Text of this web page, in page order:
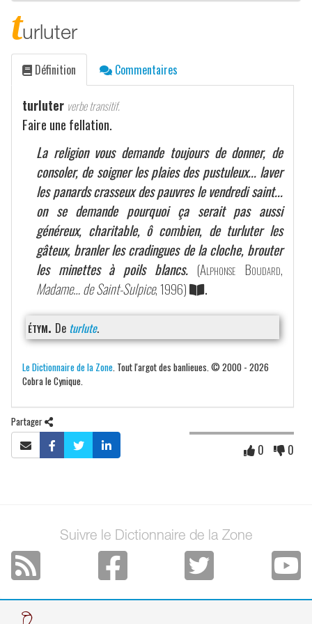
turluter
Définition Commentaires
turluter verbe transitif.
Faire une fellation.
La religion vous demande toujours de donner, de
consoler, de soigner les plaies des pustuleux... laver
les panards crasseux des pauvres le vendredi saint...
on se demande pourquoi ça serait pas aussi
généreux, charitable, ô combien, de turluter les
gâteux, branler les cradingues de la cloche, brouter
les minettes à poils blancs. (Alphonse Boudard,
Madame… de Saint-Sulpice, 1996)
.
étym. De turlute.
Le Dictionnaire de la Zone . Tout l'argot des banlieues. © 2000 - 2026
Cobra le Cynique.
Partager
0 0
Suivre le Dictionnaire de la Zone